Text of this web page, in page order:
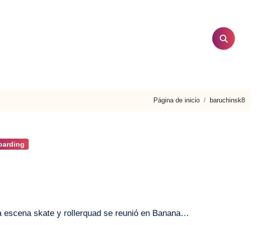
Página de inicio baruchinsk8
escena skate y rollerquad se reunió en Banana…